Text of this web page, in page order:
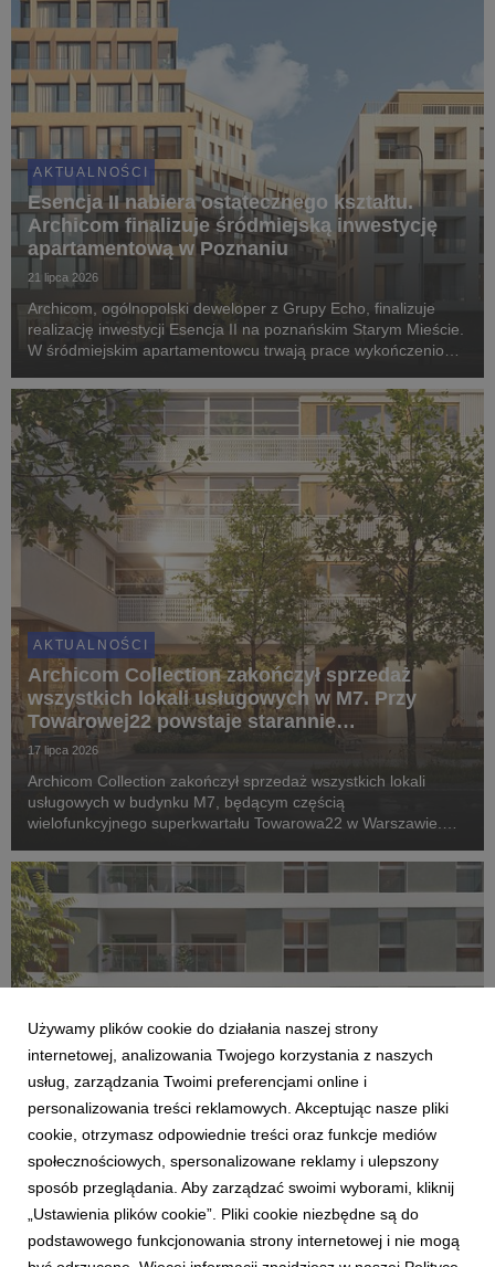
AKTUALNOŚCI
Esencja II nabiera ostatecznego kształtu.
Archicom finalizuje śródmiejską inwestycję
apartamentową w Poznaniu
21 lipca 2026
Archicom, ogólnopolski deweloper z Grupy Echo, finalizuje
realizację inwestycji Esencja II na poznańskim Starym Mieście.
W śródmiejskim apartamentowcu trwają prace wykończeniowe
w IV kwartale 2026 roku. Proje...
AKTUALNOŚCI
Archicom Collection zakończył sprzedaż
wszystkich lokali usługowych w M7. Przy
Towarowej22 powstaje starannie
zaprojektowany ekosystem
17 lipca 2026
Archicom Collection zakończył sprzedaż wszystkich lokali
usługowych w budynku M7, będącym częścią
wielofunkcyjnego superkwartału Towarowa22 w Warszawie.
roku, wkracza w kolejny etap – komercjalizację przestrzeni...
AKTUALNOŚCI
Archicom rozpoczyna sprzedaż Swobodna
Living we Wrocławiu. Nowa inwestycja
dopełni kwartał miejski przy ul. Swobodnej
14 lipca 2026
Archicom, ogólnopolski deweloper z Grupy Echo, rozpoczyna
Używamy plików cookie do działania naszej strony
internetowej, analizowania Twojego korzystania z naszych
usług, zarządzania Twoimi preferencjami online i
personalizowania treści reklamowych. Akceptując nasze pliki
cookie, otrzymasz odpowiednie treści oraz funkcje mediów
społecznościowych, spersonalizowane reklamy i ulepszony
sposób przeglądania. Aby zarządzać swoimi wyborami, kliknij
„Ustawienia plików cookie”. Pliki cookie niezbędne są do
podstawowego funkcjonowania strony internetowej i nie mogą